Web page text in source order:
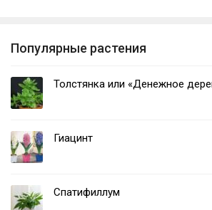
Популярные растения
Толстянка или «Денежное
Гиацинт
Спатифиллум